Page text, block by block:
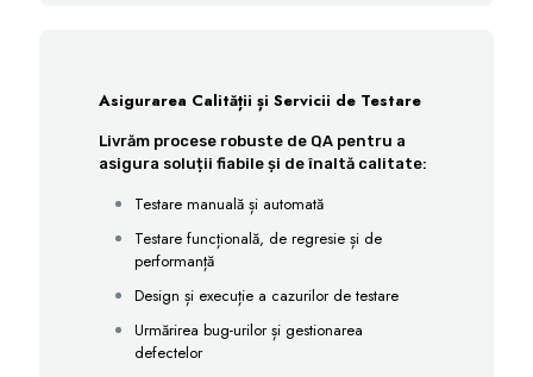
Asigurarea Calității și Servicii de Testare
Livrăm procese robuste de QA pentru a
asigura soluții fiabile și de înaltă calitate:
Testare manuală și automată
Testare funcțională, de regresie și de
performanță
Design și execuție a cazurilor de testare
Urmărirea bug-urilor și gestionarea
defectelor